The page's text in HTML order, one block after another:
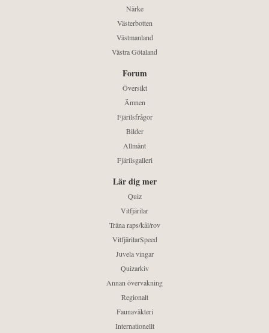
Närke
Västerbotten
Västmanland
Västra Götaland
Forum
Översikt
Ämnen
Fjärilsfrågor
Bilder
Allmänt
Fjärilsgalleri
Lär dig mer
Quiz
Vitfjärilar
Träna raps/kål/rov
VitfjärilarSpeed
Juvela vingar
Quizarkiv
Annan övervakning
Regionalt
Faunaväkteri
Internationellt